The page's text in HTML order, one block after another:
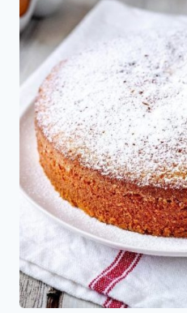
de
Pesaj
(Sponge
Cake)